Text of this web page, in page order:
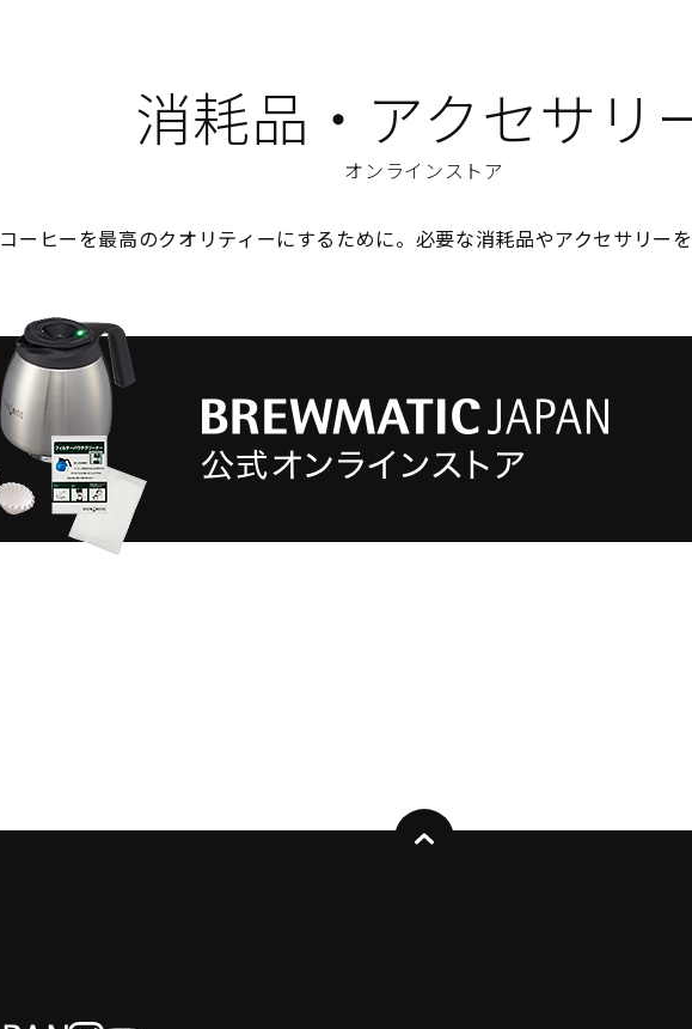
消耗品・アクセサリ
オンラインストア
コーヒーを最高のクオリティーにするために。必要な消耗品やアクセサリーを